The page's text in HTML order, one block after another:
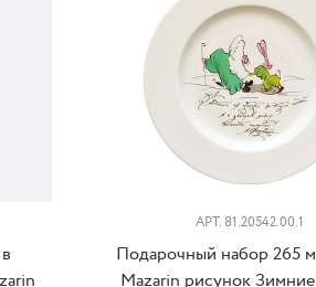
АРТ. 81.20542.00.1
Подарочный набор 265
Mazarin рисунок